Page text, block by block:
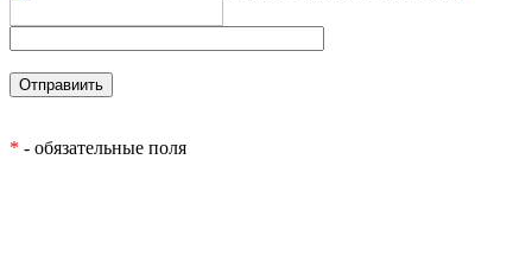
* - обязательные поля